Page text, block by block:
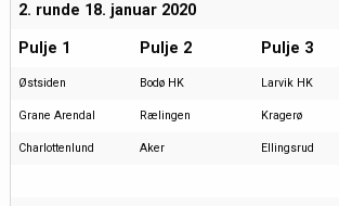
2. runde 18. januar 2020
Pulje 1 Pulje 2 Pulje 3
Østsiden Bodø HK Larvik HK
Grane Arendal Rælingen Kragerø
Charlottenlund Aker Ellingsrud